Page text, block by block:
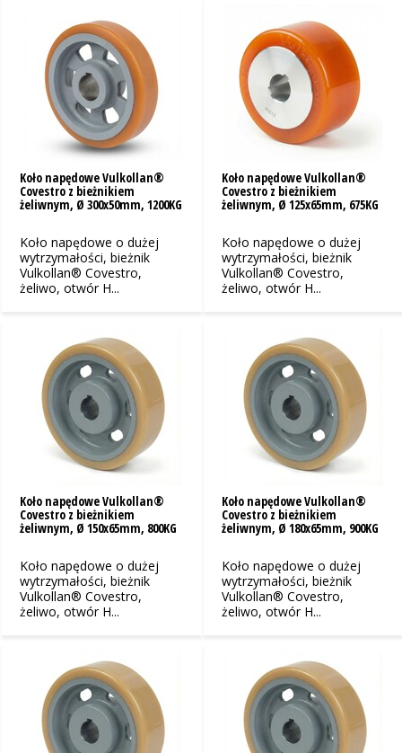
Koło napędowe Vulkollan®
Covestro z bieżnikiem
żeliwnym, Ø 300x50mm, 1200KG
Koło napędowe o dużej
wytrzymałości, bieżnik
Vulkollan® Covestro,
żeliwo, otwór H...
Koło napędowe Vulkollan®
Covestro z bieżnikiem
żeliwnym, Ø 125x65mm, 675KG
Koło napędowe o dużej
wytrzymałości, bieżnik
Vulkollan® Covestro,
żeliwo, otwór H...
Koło napędowe Vulkollan®
Covestro z bieżnikiem
żeliwnym, Ø 150x65mm, 800KG
Koło napędowe o dużej
wytrzymałości, bieżnik
Vulkollan® Covestro,
żeliwo, otwór H...
Koło napędowe Vulkollan®
Covestro z bieżnikiem
żeliwnym, Ø 180x65mm, 900KG
Koło napędowe o dużej
wytrzymałości, bieżnik
Vulkollan® Covestro,
żeliwo, otwór H...